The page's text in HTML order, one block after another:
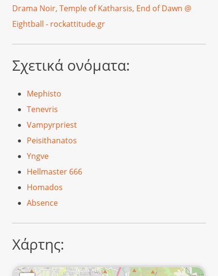
Drama Noir, Temple of Katharsis, End of Dawn @
Eightball - rockattitude.gr
Σχετικά ονόματα:
Mephisto
Tenevris
Vampyrpriest
Peisithanatos
Yngve
Hellmaster 666
Homados
Absence
Χάρτης: